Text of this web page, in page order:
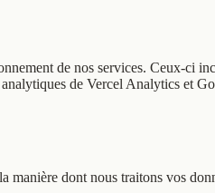
de nos services. Ceux-ci
de Vercel Analytics
dont nous traitons vos